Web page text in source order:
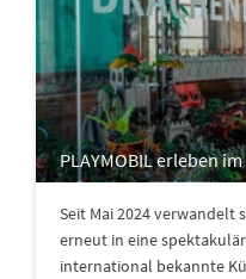
PLAYMOBIL erleben
Seit Mai 2024 verwandelt
erneut in eine
international bekannte